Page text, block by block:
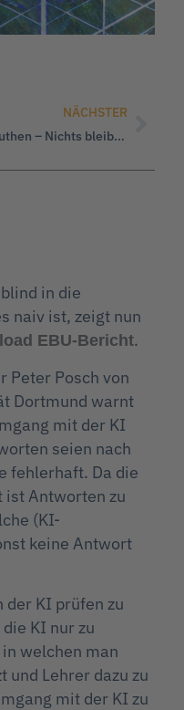
NÄCHSTER
Meuthen – Nichts bleibt ausgeschlossen
in die
naiv ist, zeigt nun
EBU-Bericht.
Posch von
Dortmund warnt
mit der KI
seien nach
fehlerhaft. Da die
Antworten zu
(KI-
keine Antwort
der KI prüfen zu
KI nur zu
welchen man
und Lehrer dazu zu
mit der KI zu